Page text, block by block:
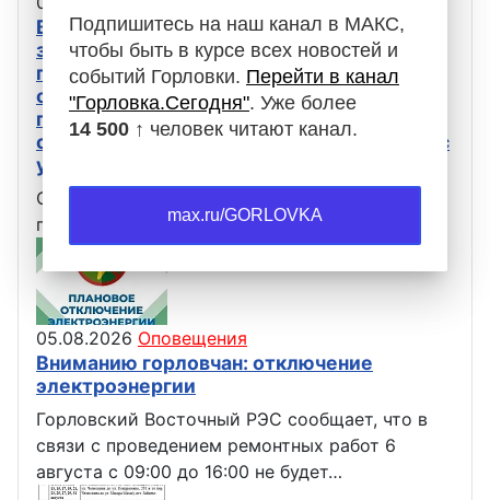
В связи с проведением ремонтных работ
завтра, 6 августа, автобусы, следующие
по маршрутам 16 и 18, не будут
осуществлять движение. Просьба с
пониманием отнестись к сложившейся
ситуации и планировать свои маршруты с
учётом вышеизложенной информации.
Официальная информация от Администрация
городского округа Горловка
05.08.2026 Оповещения
Вниманию горловчан: отключение
электроэнергии
Горловский Восточный РЭС сообщает, что в
связи с проведением ремонтных работ 6
августа с 09:00 до 16:00 не будет…
Подпишитесь на наш канал в МАКС,
чтобы быть в курсе всех новостей и
событий Горловки. Перейти в канал
"Горловка.Сегодня". Уже более
14 500 ↑ человек читают канал.
max.ru/GORLOVKA